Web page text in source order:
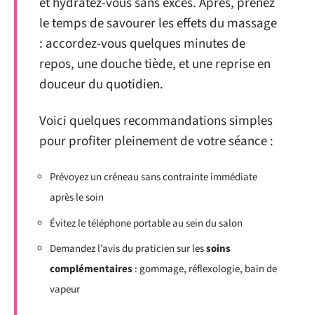
le temps de savourer les effets du massage
: accordez-vous quelques minutes de
repos, une douche tiède, et une reprise en
douceur du quotidien.
Voici quelques recommandations simples
pour profiter pleinement de votre séance :
Prévoyez un créneau sans contrainte immédiate
après le soin
Évitez le téléphone portable au sein du salon
Demandez l’avis du praticien sur lessoins
complémentaires: gommage, réflexologie, bain de
vapeur